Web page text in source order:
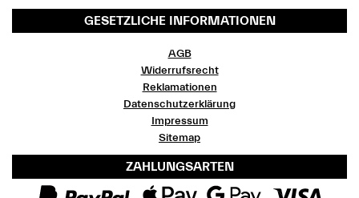
GESETZLICHE INFORMATIONEN
AGB
Widerrufsrecht
Reklamationen
Datenschutzerklärung
Impressum
Sitemap
ZAHLUNGSARTEN